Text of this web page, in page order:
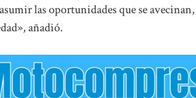
las oportunidades que se
añadió.